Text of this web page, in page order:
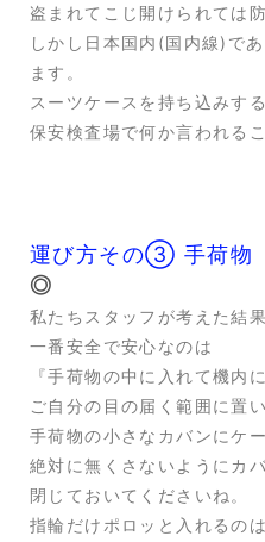
盗まれてこじ開けられては
しかし日本国内(国内線)で
ます。
スーツケースを持ち込みす
保安検査場で何か言われる
運び方その➂ 手荷物
◎
私たちスタッフが考えた結果
一番安全で安心なのは
『手荷物の中に入れて機内
ご自分の目の届く範囲に置
手荷物の小さなカバンにケ
絶対に無くさないようにカ
閉じておいてくださいね。
指輪だけポロッと入れるの